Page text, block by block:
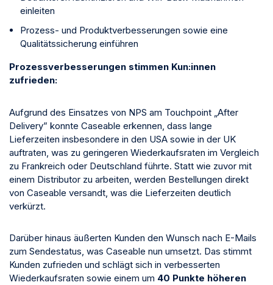
einleiten
Prozess- und Produktverbesserungen sowie eine
Qualitätssicherung einführen
Prozessverbesserungen stimmen Kun:innen
zufrieden:
Aufgrund des Einsatzes von NPS am Touchpoint „After
Delivery” konnte Caseable erkennen, dass lange
Lieferzeiten insbesondere in den USA sowie in der UK
auftraten, was zu geringeren Wiederkaufsraten im Vergleich
zu Frankreich oder Deutschland führte. Statt wie zuvor mit
einem Distributor zu arbeiten, werden Bestellungen direkt
von Caseable versandt, was die Lieferzeiten deutlich
verkürzt.
Darüber hinaus äußerten Kunden den Wunsch nach E-Mails
zum Sendestatus, was Caseable nun umsetzt. Das stimmt
Kunden zufrieden und schlägt sich in verbesserten
Wiederkaufsraten sowie einem um 40 Punkte höheren